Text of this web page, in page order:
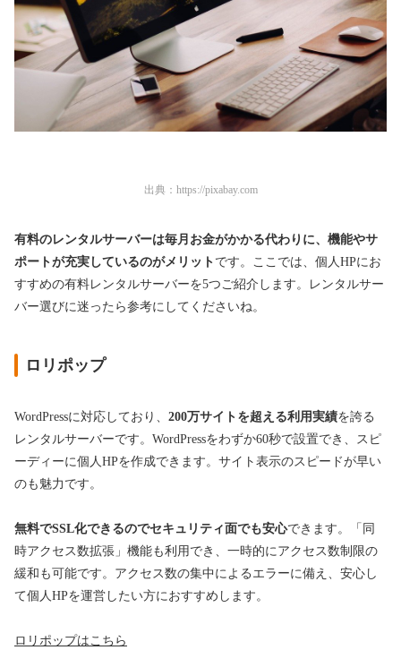
出典： https://pixabay.com
有料のレンタルサーバーは毎月お金がかかる代わりに、機能やサ
ポートが充実しているのがメリット です。ここでは、個人HPにお
すすめの有料レンタルサーバーを5つご紹介します。レンタルサー
バー選びに迷ったら参考にしてくださいね。
ロリポップ
WordPressに対応しており、 200万サイトを超える利用実績を誇る
レンタルサーバーです。WordPressをわずか60秒で設置でき、スピ
ーディーに個人HPを作成できます。サイト表示のスピードが早い
のも魅力です。
無料でSSL化できるのでセキュリティ面でも安心できます。「同
時アクセス数拡張」機能も利用でき、一時的にアクセス数制限の
緩和も可能です。アクセス数の集中によるエラーに備え、安心し
て個人HPを運営したい方におすすめします。
ロリポップはこちら